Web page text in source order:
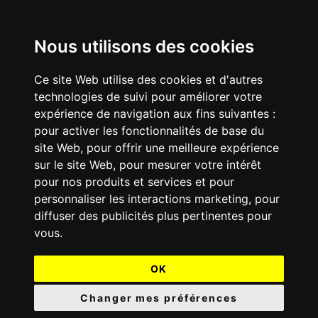
Nous utilisons des cookies
Ce site Web utilise des cookies et d'autres
technologies de suivi pour améliorer votre
expérience de navigation aux fins suivantes :
pour activer les fonctionnalités de base du
site Web, pour offrir une meilleure expérience
sur le site Web, pour mesurer votre intérêt
pour nos produits et services et pour
personnaliser les interactions marketing, pour
diffuser des publicités plus pertinentes pour
vous.
OK
Changer mes préférences